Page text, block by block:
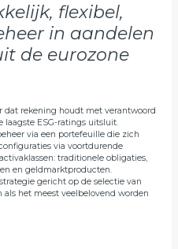
flexibel,
in aandelen
de eurozone
dat rekening houdt met verantwoord
ESG-ratings uitsluit.
via een portefeuille die zich
via voortdurende
traditionele obligaties,
en geldmarktproducten.
gericht op de selectie van
het meest veelbelovend worden